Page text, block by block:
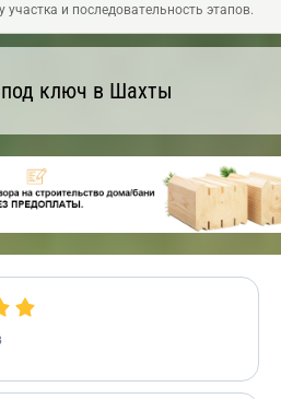
и последовательность этапов.
ключ в Шахты